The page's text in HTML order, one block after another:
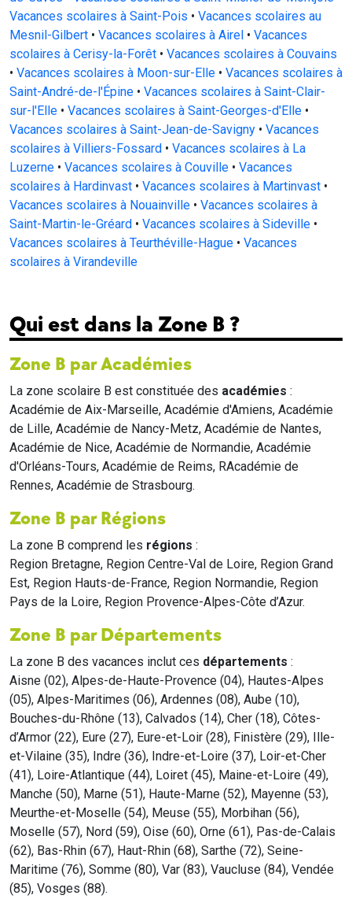
Vacances scolaires à Saint-Pois • Vacances scolaires au
Mesnil-Gilbert • Vacances scolaires à Airel • Vacances
scolaires à Cerisy-la-Forêt • Vacances scolaires à Couvains
• Vacances scolaires à Moon-sur-Elle • Vacances scolaires à
Saint-André-de-l'Épine • Vacances scolaires à Saint-Clair-
sur-l'Elle • Vacances scolaires à Saint-Georges-d'Elle •
Vacances scolaires à Saint-Jean-de-Savigny • Vacances
scolaires à Villiers-Fossard • Vacances scolaires à La
Luzerne • Vacances scolaires à Couville • Vacances
scolaires à Hardinvast • Vacances scolaires à Martinvast •
Vacances scolaires à Nouainville • Vacances scolaires à
Saint-Martin-le-Gréard • Vacances scolaires à Sideville •
Vacances scolaires à Teurthéville-Hague • Vacances
scolaires à Virandeville
Qui est dans la Zone B ?
Zone B par Académies
La zone scolaire B est constituée des académies :
Académie de Aix-Marseille, Académie d'Amiens, Académie
de Lille, Académie de Nancy-Metz, Académie de Nantes,
Académie de Nice, Académie de Normandie, Académie
d'Orléans-Tours, Académie de Reims, RAcadémie de
Rennes, Académie de Strasbourg.
Zone B par Régions
La zone B comprend les régions :
Region Bretagne, Region Centre-Val de Loire, Region Grand
Est, Region Hauts-de-France, Region Normandie, Region
Pays de la Loire, Region Provence-Alpes-Côte d’Azur.
Zone B par Départements
La zone B des vacances inclut ces départements :
Aisne (02), Alpes-de-Haute-Provence (04), Hautes-Alpes
(05), Alpes-Maritimes (06), Ardennes (08), Aube (10),
Bouches-du-Rhône (13), Calvados (14), Cher (18), Côtes-
d’Armor (22), Eure (27), Eure-et-Loir (28), Finistère (29), Ille-
et-Vilaine (35), Indre (36), Indre-et-Loire (37), Loir-et-Cher
(41), Loire-Atlantique (44), Loiret (45), Maine-et-Loire (49),
Manche (50), Marne (51), Haute-Marne (52), Mayenne (53),
Meurthe-et-Moselle (54), Meuse (55), Morbihan (56),
Moselle (57), Nord (59), Oise (60), Orne (61), Pas-de-Calais
(62), Bas-Rhin (67), Haut-Rhin (68), Sarthe (72), Seine-
Maritime (76), Somme (80), Var (83), Vaucluse (84), Vendée
(85), Vosges (88).